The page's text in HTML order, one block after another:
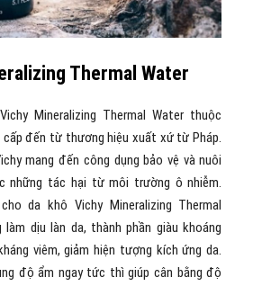
Thermal Water
Mineralizing Thermal Water thuộc
cấp đến từ thương hiệu xuất xứ từ Pháp.
mang đến công dụng bảo vệ và nuôi
những tác hại từ môi trường ô nhiễm.
da khô Vichy Mineralizing Thermal
dịu làn da, thành phần giàu khoáng
viêm, giảm hiện tượng kích ứng da.
độ ẩm ngay tức thì giúp cân bằng độ